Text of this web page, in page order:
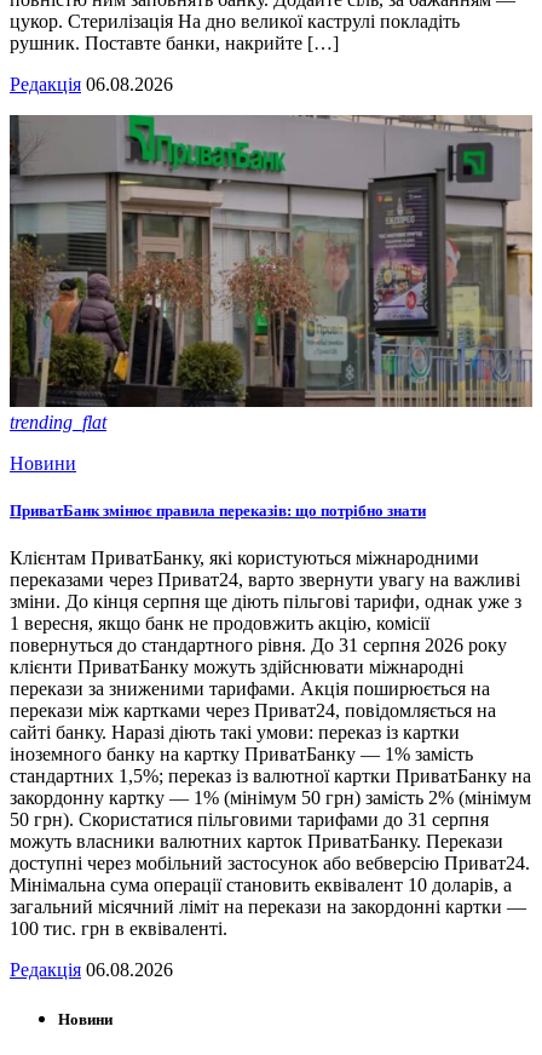
цукор. Стерилізація На дно великої каструлі покладіть
рушник. Поставте банки, накрийте […]
Редакція 06.08.2026
trending_flat
Новини
ПриватБанк змінює правила переказів: що потрібно знати
Клієнтам ПриватБанку, які користуються міжнародними
переказами через Приват24, варто звернути увагу на важливі
зміни. До кінця серпня ще діють пільгові тарифи, однак уже з
1 вересня, якщо банк не продовжить акцію, комісії
повернуться до стандартного рівня. До 31 серпня 2026 року
клієнти ПриватБанку можуть здійснювати міжнародні
перекази за зниженими тарифами. Акція поширюється на
перекази між картками через Приват24, повідомляється на
сайті банку. Наразі діють такі умови: переказ із картки
іноземного банку на картку ПриватБанку — 1% замість
стандартних 1,5%; переказ із валютної картки ПриватБанку на
закордонну картку — 1% (мінімум 50 грн) замість 2% (мінімум
50 грн). Скористатися пільговими тарифами до 31 серпня
можуть власники валютних карток ПриватБанку. Перекази
доступні через мобільний застосунок або вебверсію Приват24.
Мінімальна сума операції становить еквівалент 10 доларів, а
загальний місячний ліміт на перекази на закордонні картки —
100 тис. грн в еквіваленті.
Редакція 06.08.2026
Новини